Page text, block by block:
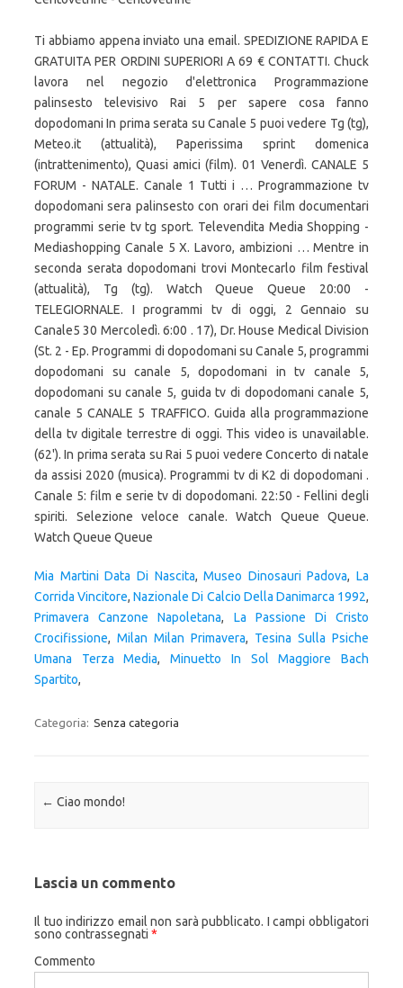
Ti abbiamo appena inviato una email. SPEDIZIONE RAPIDA E
GRATUITA PER ORDINI SUPERIORI A 69 € CONTATTI. Chuck
lavora nel negozio d'elettronica Programmazione
palinsesto televisivo Rai 5 per sapere cosa fanno
dopodomani In prima serata su Canale 5 puoi vedere Tg (tg),
Meteo.it (attualità), Paperissima sprint domenica
(intrattenimento), Quasi amici (film). 01 Venerdì. CANALE 5
FORUM - NATALE. Canale 1 Tutti i … Programmazione tv
dopodomani sera palinsesto con orari dei film documentari
programmi serie tv tg sport. Televendita Media Shopping -
Mediashopping Canale 5 X. Lavoro, ambizioni … Mentre in
seconda serata dopodomani trovi Montecarlo film festival
(attualità), Tg (tg). Watch Queue Queue 20:00 -
TELEGIORNALE. I programmi tv di oggi, 2 Gennaio su
Canale5 30 Mercoledì. 6:00 . 17), Dr. House Medical Division
(St. 2 - Ep. Programmi di dopodomani su Canale 5, programmi
dopodomani su canale 5, dopodomani in tv canale 5,
dopodomani su canale 5, guida tv di dopodomani canale 5,
canale 5 CANALE 5 TRAFFICO. Guida alla programmazione
della tv digitale terrestre di oggi. This video is unavailable.
(62'). In prima serata su Rai 5 puoi vedere Concerto di natale
da assisi 2020 (musica). Programmi tv di K2 di dopodomani .
Canale 5: film e serie tv di dopodomani. 22:50 - Fellini degli
spiriti. Selezione veloce canale. Watch Queue Queue.
Watch Queue Queue
Mia Martini Data Di Nascita,Museo Dinosauri Padova, La
Corrida Vincitore,Nazionale Di Calcio Della Danimarca 1992,
Primavera Canzone Napoletana, La Passione Di Cristo
Crocifissione, Milan Milan Primavera, Tesina Sulla Psiche
Umana Terza Media,Minuetto In Sol Maggiore Bach
Spartito,
Categoria: Senza categoria
Navigazione articolo
← Ciao mondo!
Lascia un commento
Il tuo indirizzo email non sarà pubblicato. I campi obbligatori
sono contrassegnati *
Commento